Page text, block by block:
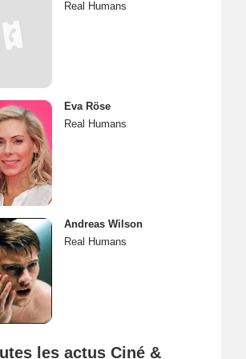
Real Humans
Eva Röse
Real Humans
Andreas Wilson
Real Humans
les actus Ciné &